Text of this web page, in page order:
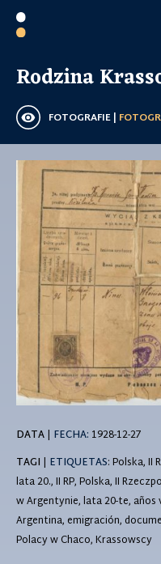
FOTOGRAFIE |
Rodzina
DATA| FECHA: 1928-12-27
TAGI | ETIQUETAS: Polska, II
lata 20., II RP, Polska, II
w Argentynie, lata 20-te, años
Argentina, emigración,
Polacy w Chaco, Krassowscy